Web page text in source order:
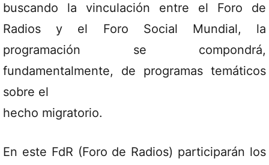
buscando la vinculación entre el Foro de
Radios y el Foro Social Mundial, la
programación se compondrá,
fundamentalmente, de programas temáticos
sobre el
hecho migratorio.
En este FdR (Foro de Radios) participarán los